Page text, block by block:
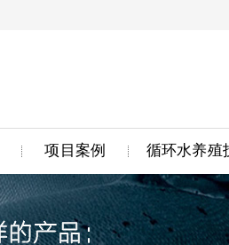
项目案例 循环水养殖